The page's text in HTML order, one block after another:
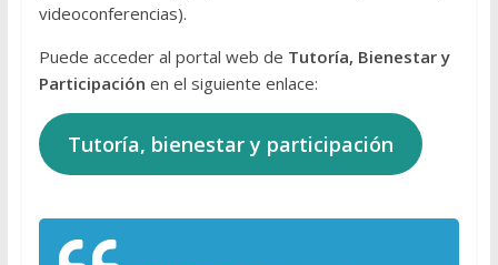
videoconferencias).
Puede acceder al portal web de Tutoría, Bienestar y
Participación en el siguiente enlace:
Tutoría, bienestar y participación